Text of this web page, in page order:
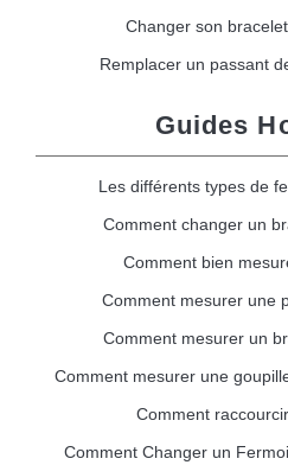
Changer son
Remplacer un passant
Guides
Les différents types de
Comment changer un
Comment bien
Comment mesurer une
Comment mesurer un
Comment mesurer une
Comment
Comment Changer un